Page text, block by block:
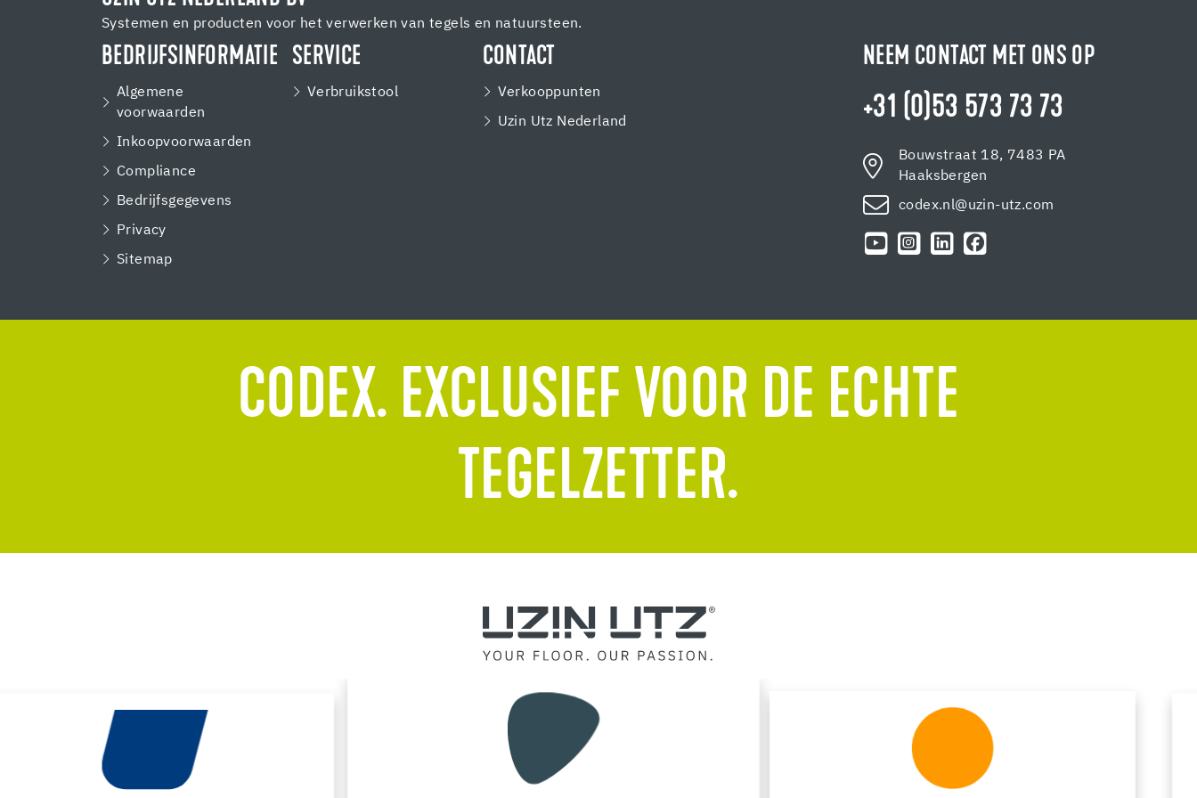
Systemen en producten voor het verwerken van tegels en natuursteen.
BEDRIJFSINFORMATIE
Algemene
voorwaarden
Inkoopvoorwaarden
Compliance
Bedrijfsgegevens
Privacy
Sitemap
SERVICE
Verbruikstool
CONTACT
Verkooppunten
Uzin Utz Nederland
NEEM CONTACT MET ONS OP
+31 (0)53 573 73 73
Bouwstraat 18, 7483 PA
Haaksbergen
codex.nl@uzin-utz.com
CODEX. EXCLUSIEF VOOR DE ECHTE
TEGELZETTER.